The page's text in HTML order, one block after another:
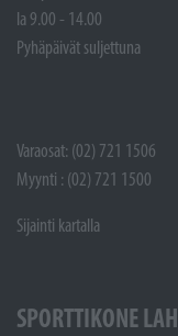
la 9.00 - 14.00
Pyhäpäivät suljettuna
Varaosat: (02) 721 1506
Myynti : (02) 721 1500
Sijainti kartalla
SPORTTIKONE